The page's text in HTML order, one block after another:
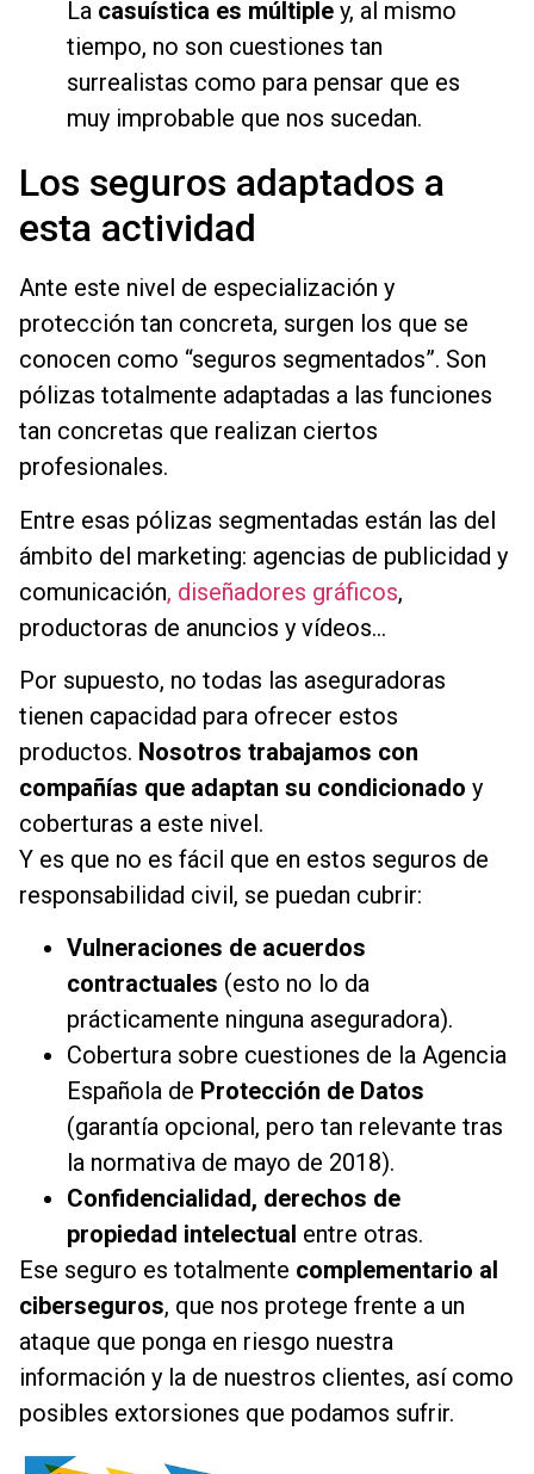
La casuística es múltiple y, al mismo
tiempo, no son cuestiones tan
surrealistas como para pensar que es
muy improbable que nos sucedan.
Los seguros adaptados a
esta actividad
Ante este nivel de especialización y
protección tan concreta, surgen los que se
conocen como “seguros segmentados”. Son
pólizas totalmente adaptadas a las funciones
tan concretas que realizan ciertos
profesionales.
Entre esas pólizas segmentadas están las del
ámbito del marketing: agencias de publicidad y
comunicación, diseñadores gráficos,
productoras de anuncios y vídeos…
Por supuesto, no todas las aseguradoras
tienen capacidad para ofrecer estos
productos. Nosotros trabajamos con
compañías que adaptan su condicionado y
coberturas a este nivel.
Y es que no es fácil que en estos seguros de
responsabilidad civil, se puedan cubrir:
Vulneraciones de acuerdos
contractuales (esto no lo da
prácticamente ninguna aseguradora).
Cobertura sobre cuestiones de la Agencia
Española de Protección de Datos
(garantía opcional, pero tan relevante tras
la normativa de mayo de 2018).
Confidencialidad, derechos de
propiedad intelectual entre otras.
Ese seguro es totalmente complementario al
ciberseguros, que nos protege frente a un
ataque que ponga en riesgo nuestra
información y la de nuestros clientes, así como
posibles extorsiones que podamos sufrir.